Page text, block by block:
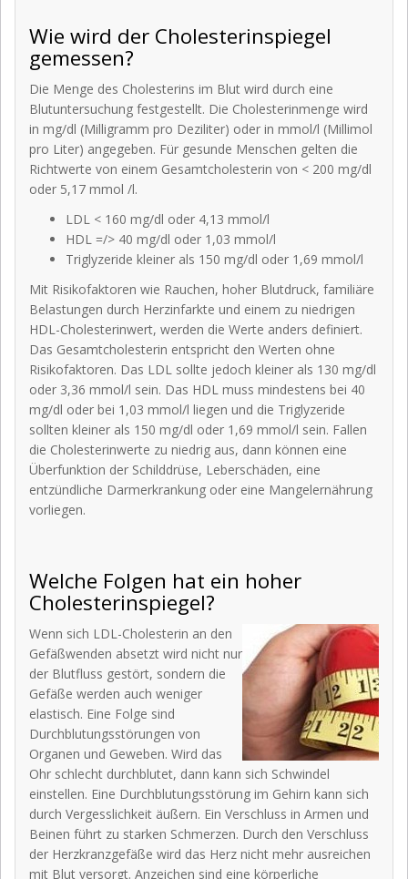
Wie wird der Cholesterinspiegel
gemessen?
Die Menge des Cholesterins im Blut wird durch eine
Blutuntersuchung festgestellt. Die Cholesterinmenge wird
in mg/dl (Milligramm pro Deziliter) oder in mmol/l (Millimol
pro Liter) angegeben. Für gesunde Menschen gelten die
Richtwerte von einem Gesamtcholesterin von < 200 mg/dl
oder 5,17 mmol /l.
LDL < 160 mg/dl oder 4,13 mmol/l
HDL =/> 40 mg/dl oder 1,03 mmol/l
Triglyzeride kleiner als 150 mg/dl oder 1,69 mmol/l
Mit Risikofaktoren wie Rauchen, hoher Blutdruck, familiäre
Belastungen durch Herzinfarkte und einem zu niedrigen
HDL-Cholesterinwert, werden die Werte anders definiert.
Das Gesamtcholesterin entspricht den Werten ohne
Risikofaktoren. Das LDL sollte jedoch kleiner als 130 mg/dl
oder 3,36 mmol/l sein. Das HDL muss mindestens bei 40
mg/dl oder bei 1,03 mmol/l liegen und die Triglyzeride
sollten kleiner als 150 mg/dl oder 1,69 mmol/l sein. Fallen
die Cholesterinwerte zu niedrig aus, dann können eine
Überfunktion der Schilddrüse, Leberschäden, eine
entzündliche Darmerkrankung oder eine Mangelernährung
vorliegen.
Welche Folgen hat ein hoher
Cholesterinspiegel?
Wenn sich LDL-Cholesterin an den
Gefäßwenden absetzt wird nicht nur
der Blutfluss gestört, sondern die
Gefäße werden auch weniger
elastisch. Eine Folge sind
Durchblutungsstörungen von
Organen und Geweben. Wird das
Ohr schlecht durchblutet, dann kann sich Schwindel
einstellen. Eine Durchblutungsstörung im Gehirn kann sich
durch Vergesslichkeit äußern. Ein Verschluss in Armen und
Beinen führt zu starken Schmerzen. Durch den Verschluss
der Herzkranzgefäße wird das Herz nicht mehr ausreichen
mit Blut versorgt. Anzeichen sind eine körperliche